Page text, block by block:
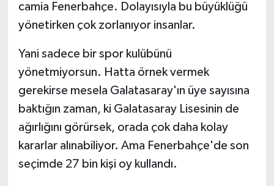
camia Fenerbahçe. Dolayısıyla bu büyüklüğü
yönetirken çok zorlanıyor insanlar.
Yani sadece bir spor kulübünü
yönetmiyorsun. Hatta örnek vermek
gerekirse mesela Galatasaray'ın üye sayısına
baktığın zaman, ki Galatasaray Lisesinin de
ağırlığını görürsek, orada çok daha kolay
kararlar alınabiliyor. Ama Fenerbahçe'de son
seçimde 27 bin kişi oy kullandı.
Diğer Spor Dalları
Futbolcular